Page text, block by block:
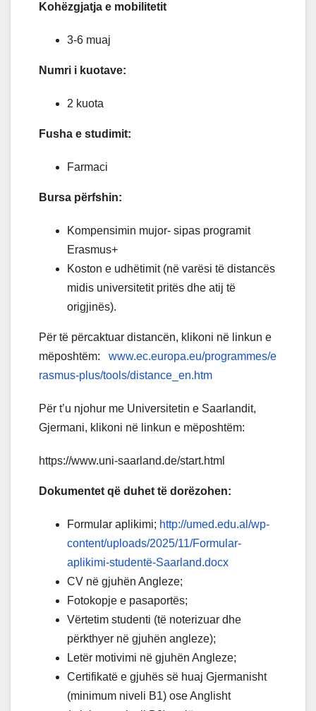
Kohëzgjatja e mobilitetit
3-6 muaj
Numri i kuotave:
2 kuota
Fusha e studimit:
Farmaci
Bursa përfshin:
Kompensimin mujor- sipas programit
Erasmus+
Koston e udhëtimit (në varësi të distancës
midis universitetit pritës dhe atij të
origjinës).
Për të përcaktuar distancën, klikoni në linkun e
mëposhtëm: www.ec.europa.eu/programmes/e
rasmus-plus/tools/distance_en.htm
Për t’u njohur me Universitetin e Saarlandit,
Gjermani, klikoni në linkun e mëposhtëm:
https://www.uni-saarland.de/start.html
Dokumentet që duhet të dorëzohen:
Formular aplikimi; http://umed.edu.al/wp-
content/uploads/2025/11/Formular-
aplikimi-studentë-Saarland.docx
CV në gjuhën Angleze;
Fotokopje e pasaportës;
Vërtetim studenti (të noterizuar dhe
përkthyer në gjuhën angleze);
Letër motivimi në gjuhën Angleze;
Certifikatë e gjuhës së huaj Gjermanisht
(minimum niveli B1) ose Anglisht